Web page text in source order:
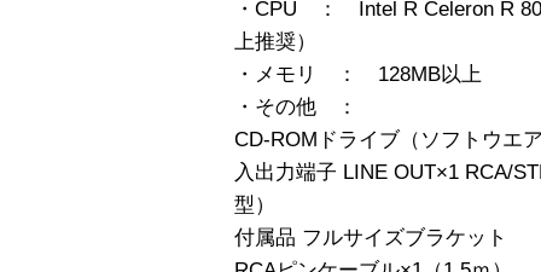
・CPU ： Intel R Celeron R
上推奨）
・メモリ ： 128MB以上
・その他 ：
CD-ROMドライブ（ソフトウエ
入出力端子 LINE OUT×1 RCA/
型）
付属品 フルサイズブラケット